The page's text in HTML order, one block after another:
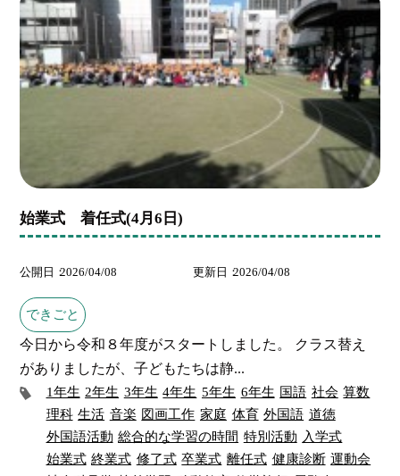
始業式 着任式(4月6日)
公開日 2026/04/08 更新日 2026/04/08
できごと
今日から令和８年度がスタートしました。 クラス替え
がありましたが、子どもたちは静...
1年生 2年生 3年生 4年生 5年生 6年生 国語 社会 算数
理科 生活 音楽 図画工作 家庭 体育 外国語 道徳
外国語活動 総合的な学習の時間 特別活動 入学式
始業式 終業式 修了式 卒業式 離任式 健康診断 運動会